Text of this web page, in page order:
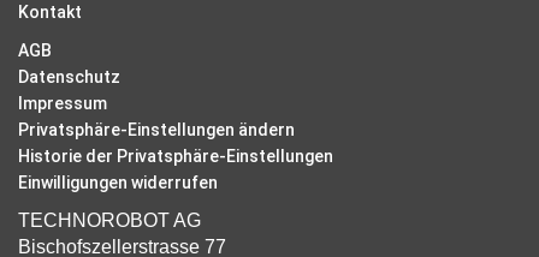
Kontakt
AGB
Datenschutz
Impressum
Privatsphäre-Einstellungen ändern
Historie der Privatsphäre-Einstellungen
Einwilligungen widerrufen
TECHNOROBOT AG
Bischofszellerstrasse 77